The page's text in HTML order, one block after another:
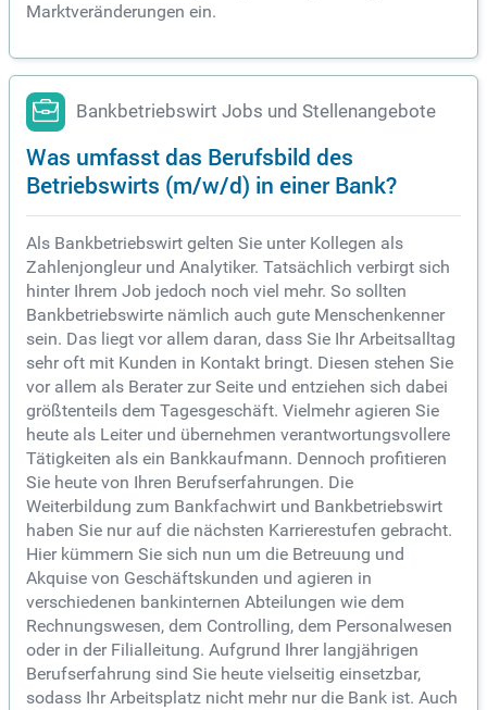
Marktveränderungen ein.
Bankbetriebswirt Jobs und Stellenangebote
Was umfasst das Berufsbild des
Betriebswirts (m/w/d) in einer Bank?
Als Bankbetriebswirt gelten Sie unter Kollegen als
Zahlenjongleur und Analytiker. Tatsächlich verbirgt sich
hinter Ihrem Job jedoch noch viel mehr. So sollten
Bankbetriebswirte nämlich auch gute Menschenkenner
sein. Das liegt vor allem daran, dass Sie Ihr Arbeitsalltag
sehr oft mit Kunden in Kontakt bringt. Diesen stehen Sie
vor allem als Berater zur Seite und entziehen sich dabei
größtenteils dem Tagesgeschäft. Vielmehr agieren Sie
heute als Leiter und übernehmen verantwortungsvollere
Tätigkeiten als ein Bankkaufmann. Dennoch profitieren
Sie heute von Ihren Berufserfahrungen. Die
Weiterbildung zum Bankfachwirt und Bankbetriebswirt
haben Sie nur auf die nächsten Karrierestufen gebracht.
Hier kümmern Sie sich nun um die Betreuung und
Akquise von Geschäftskunden und agieren in
verschiedenen bankinternen Abteilungen wie dem
Rechnungswesen, dem Controlling, dem Personalwesen
oder in der Filialleitung. Aufgrund Ihrer langjährigen
Berufserfahrung sind Sie heute vielseitig einsetzbar,
sodass Ihr Arbeitsplatz nicht mehr nur die Bank ist. Auch